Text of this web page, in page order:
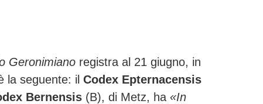
Geronimiano registra al 21 giugno, in
la seguente: il Codex Epternacensis
Bernensis (B), di Metz, ha «In